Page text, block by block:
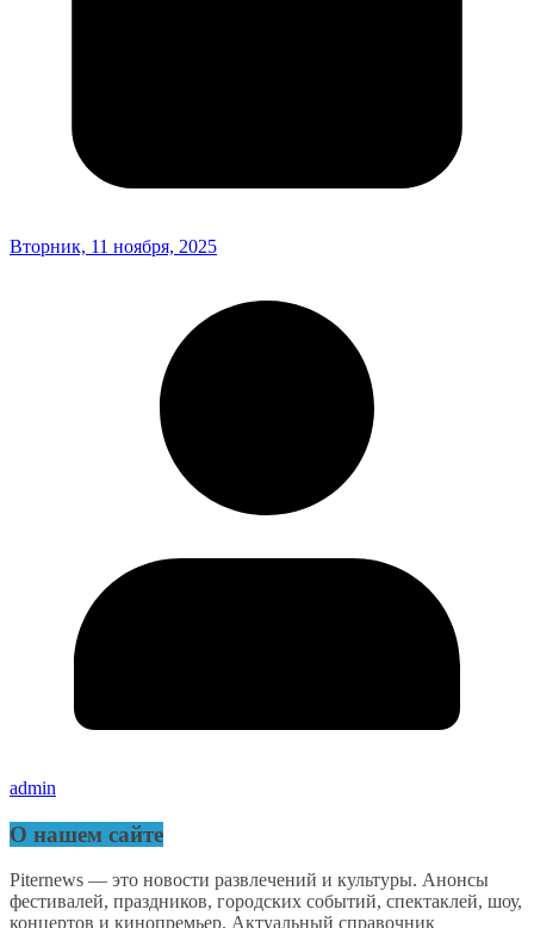
Вторник, 11 ноября, 2025
admin
О нашем сайте
Piternews — это новости развлечений и культуры. Анонсы
фестивалей, праздников, городских событий, спектаклей, шоу,
концертов и кинопремьер. Актуальный справочник